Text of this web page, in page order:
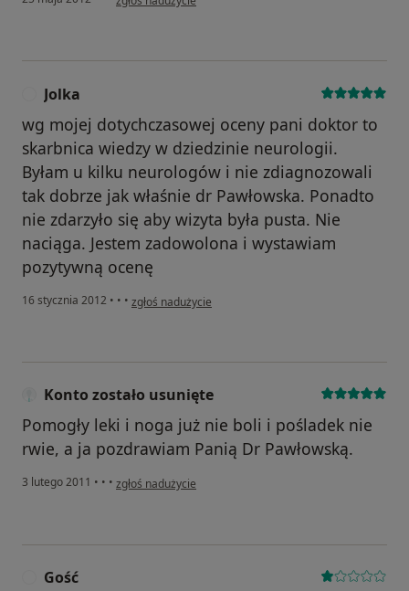
Jolka
wg mojej dotychczasowej oceny pani doktor to
skarbnica wiedzy w dziedzinie neurologii.
Byłam u kilku neurologów i nie zdiagnozowali
tak dobrze jak właśnie dr Pawłowska. Ponadto
nie zdarzyło się aby wizyta była pusta. Nie
naciąga. Jestem zadowolona i wystawiam
pozytywną ocenę
16 stycznia 2012 • • • w opinii użytkownika Jolka
zgłoś nadużycie
Konto zostało usunięte
Pomogły leki i noga już nie boli i pośladek nie
rwie, a ja pozdrawiam Panią Dr Pawłowską.
3 lutego 2011 • • • w opinii użytkownika Konto zostało usunięte
zgłoś nadużycie
Gość